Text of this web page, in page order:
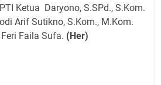
Ketua Daryono, S.SPd., S.Kom.
Arif Sutikno, S.Kom., M.Kom.
Faila Sufa. (Her)